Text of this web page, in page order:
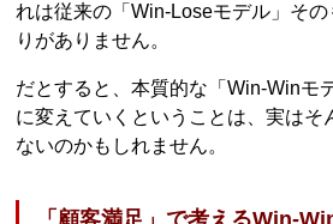
れは従来の「Win‐Loseモデル」そ
りがありません。
だとすると、本質的な「Win‐Winモ
に変えていくということは、実はそ
ないのかもしれません。
「顧客満足」で考える